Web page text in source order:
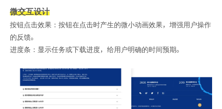
微交互设计
按钮点击效果：按钮在点击时产生的微小动画效果，增强用户操作
的反馈。
进度条：显示任务或下载进度，给用户明确的时间预期。